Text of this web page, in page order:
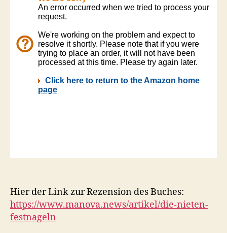
Hier der Link zur Rezension des Buches:
https://www.manova.news/artikel/die-nieten-
festnageln